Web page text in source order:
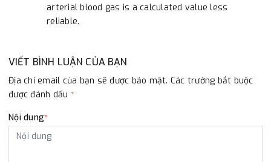
arterial blood gas is a calculated value less
reliable.
VIẾT BÌNH LUẬN CỦA BẠN
Địa chỉ email của bạn sẽ được bảo mật. Các trường bắt buộc
được đánh dấu *
Nội dung*